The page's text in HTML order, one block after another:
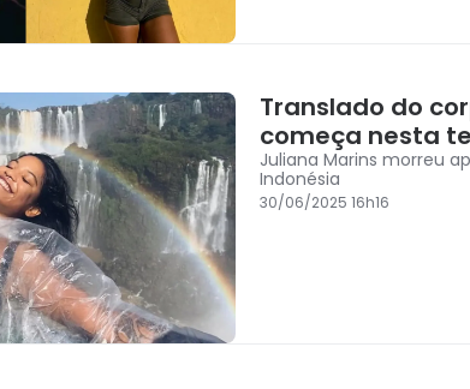
Translado do
começa nesta
Juliana Marins morreu
Indonésia
30/06/2025 16h16